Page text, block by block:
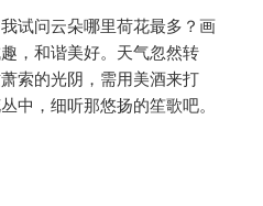
试问云朵哪里荷花最多？画
，和谐美好。天气忽然转
索的光阴，需用美酒来打
中，细听那悠扬的笙歌吧。